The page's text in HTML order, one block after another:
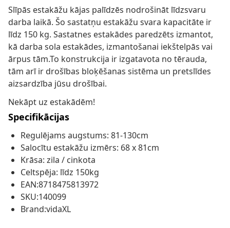
Slīpās estakāžu kājas palīdzēs nodrošināt līdzsvaru
darba laikā. Šo sastatņu estakāžu svara kapacitāte ir
līdz 150 kg. Sastatnes estakādes paredzēts izmantot,
kā darba sola estakādes, izmantošanai iekštelpās vai
ārpus tām.To konstrukcija ir izgatavota no tērauda,
tām arī ir drošības bloķēšanas sistēma un pretslīdes
aizsardzība jūsu drošībai.
Nekāpt uz estakādēm!
Specifikācijas
Regulējams augstums: 81-130cm
Salocītu estakāžu izmērs: 68 x 81cm
Krāsa: zila / cinkota
Celtspēja: līdz 150kg
EAN:8718475813972
SKU:140099
Brand:vidaXL